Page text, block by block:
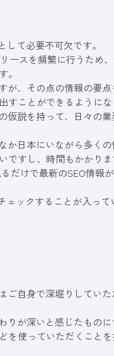
て必要不可欠です。
ースを頻繁に行うため
。
が、その点の情報の要
ことができるようにな
仮説を持って、日々の
か日本にいながら多く
すし、時間もかかりま
だけで最新のSEO情報
ェックすることが入っ
ご自身で深堀りしてい
りが深いと感じたもの
を使っていただくこと